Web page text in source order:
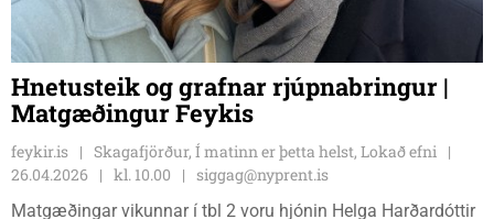
Hnetusteik og grafnar rjúpnabringur |
Matgæðingur Feykis
feykir.is
Skagafjörður, Í matinn er þetta helst, Lokað efni
26.04.2026
kl. 10.00
siggag@nyprent.is
Matgæðingar vikunnar í tbl 2 voru hjónin Helga Harðardóttir